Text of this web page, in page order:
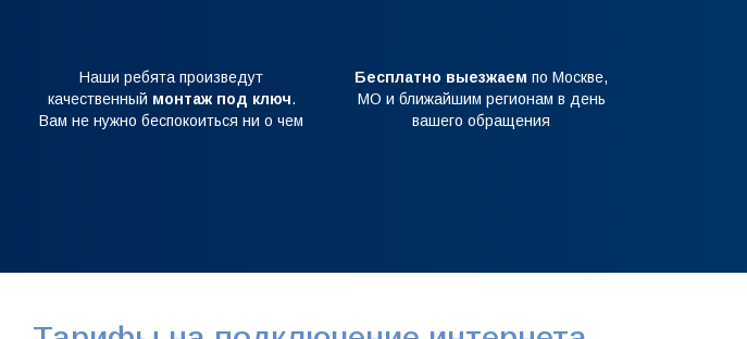
Наши ребята произведут
качественный монтаж под ключ.
Вам не нужно беспокоиться ни о чем
Бесплатно выезжаем по Москве,
МО и ближайшим регионам в день
вашего обращения